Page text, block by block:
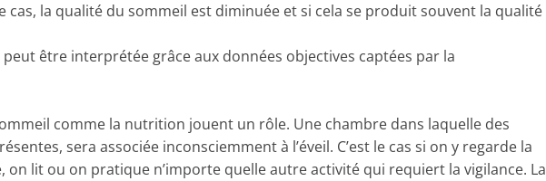
cas, la qualité du sommeil est diminuée et si cela se produit souvent la qualité
être interprétée grâce aux données objectives captées par la
comme la nutrition jouent un rôle. Une chambre dans laquelle des
sera associée inconsciemment à l’éveil. C’est le cas si on y regarde la
on lit ou on pratique n’importe quelle autre activité qui requiert la vigilance. La